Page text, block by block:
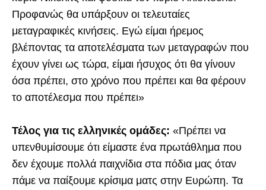
Προφανώς θα υπάρξουν οι τελευταίες
μεταγραφικές κινήσεις. Εγώ είμαι ήρεμος
βλέποντας τα αποτελέσματα των μεταγραφών που
έχουν γίνει ως τώρα, είμαι ήσυχος ότι θα γίνουν
όσα πρέπει, στο χρόνο που πρέπει και θα φέρουν
το αποτέλεσμα που πρέπει»
Τέλος για τις ελληνικές ομάδες: «Πρέπει να
υπενθυμίσουμε ότι είμαστε ένα πρωτάθλημα που
δεν έχουμε πολλά παιχνίδια στα πόδια μας όταν
πάμε να παίξουμε κρίσιμα ματς στην Ευρώπη. Τα